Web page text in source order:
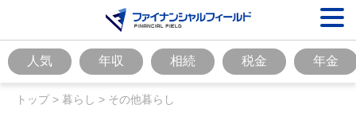
人気 年収 相続 税金 年金
トップ> 暮らし > その他暮らし